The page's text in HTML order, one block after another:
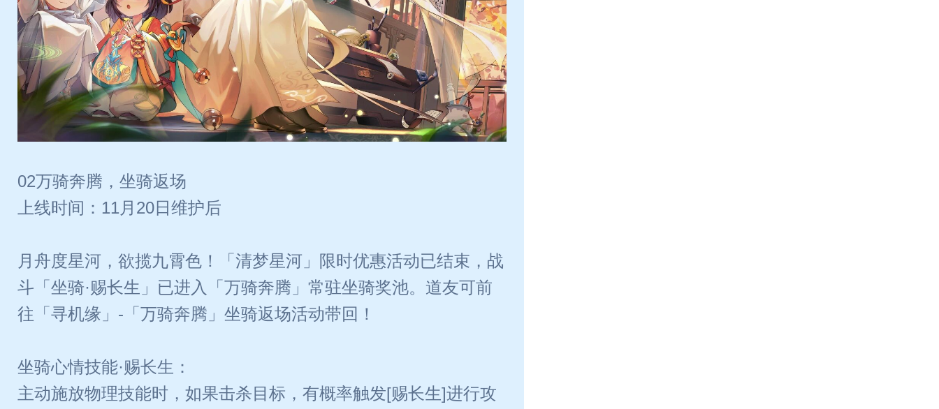
02万骑奔腾，坐骑返场
上线时间：11月20日维护后
月舟度星河，欲揽九霄色！「清梦星河」限时优惠活动已结束，战
斗「坐骑·赐长生」已进入「万骑奔腾」常驻坐骑奖池。道友可前
往「寻机缘」-「万骑奔腾」坐骑返场活动带回！
坐骑心情技能·赐长生：
主动施放物理技能时，如果击杀目标，有概率触发[赐长生]进行攻